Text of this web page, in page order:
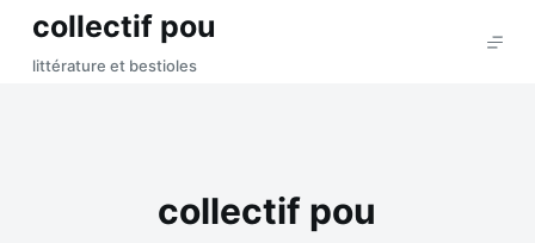
P
a
collectif pou
littérature et bestioles
collectif pou